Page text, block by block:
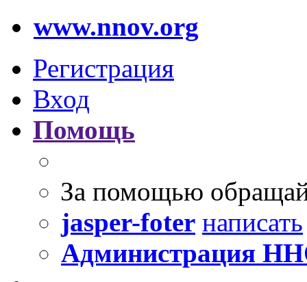
www.nnov.org
Регистрация
Вход
Помощь
За помощью
jasper-foter написать
Администрация